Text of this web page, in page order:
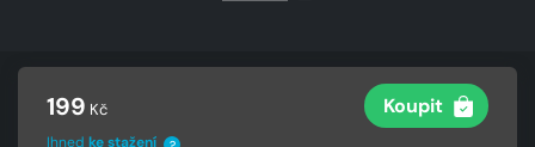
199 Kč Koupit
Ihned ke stažení
CZECH NEWS CENTER a.s.a dodavatelé
Vysázeno